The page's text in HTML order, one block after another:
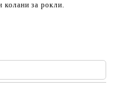
колани за рокли.